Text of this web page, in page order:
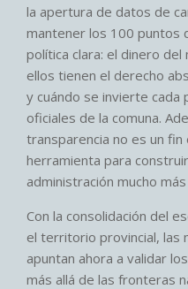
la apertura de datos de
mantener los 100 puntos
política clara: el dinero
ellos tienen el derecho
y cuándo se invierte cada
oficiales de la comuna.
transparencia no es un fin
herramienta para
administración mucho
Con la consolidación del
el territorio provincial, las
apuntan ahora a validar
más allá de las fronteras